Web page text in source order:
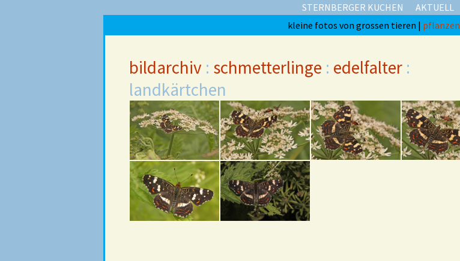
STERNBERGER KUCHEN AKTUELL
kleine fotos von grossen tieren | pflanzen
bildarchiv : schmetterlinge : edelfalter :
landkärtchen